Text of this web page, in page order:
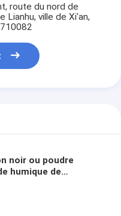
route du nord de
Lianhu, ville de Xi'an,
noir ou poudre
humique de